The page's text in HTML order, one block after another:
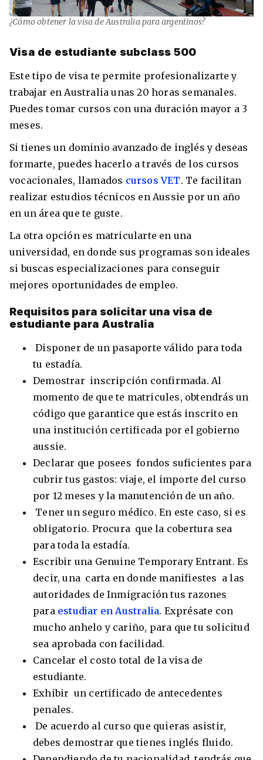
¿Cómo obtener la visa de Australia para argentinos?
Visa de estudiante subclass 500
Este tipo de visa te permite profesionalizarte y
trabajar en Australia unas 20 horas semanales.
Puedes tomar cursos con una duración mayor a 3
meses.
Si tienes un dominio avanzado de inglés y deseas
formarte, puedes hacerlo a través de los cursos
vocacionales, llamados cursos VET. Te facilitan
realizar estudios técnicos en Aussie por un año
en un área que te guste.
La otra opción es matricularte en una
universidad, en donde sus programas son ideales
si buscas especializaciones para conseguir
mejores oportunidades de empleo.
Requisitos para solicitar una visa de
estudiante para Australia
Disponer de un pasaporte válido para toda
tu estadía.
Demostrar inscripción confirmada. Al
momento de que te matricules, obtendrás un
código que garantice que estás inscrito en
una institución certificada por el gobierno
aussie.
Declarar que posees fondos suficientes para
cubrir tus gastos: viaje, el importe del curso
por 12 meses y la manutención de un año.
Tener un seguro médico. En este caso, si es
obligatorio. Procura que la cobertura sea
para toda la estadía.
Escribir una Genuine Temporary Entrant. Es
decir, una carta en donde manifiestes a las
autoridades de Inmigración tus razones
para estudiar en Australia. Exprésate con
mucho anhelo y cariño, para que tu solicitud
sea aprobada con facilidad.
Cancelar el costo total de la visa de
estudiante.
Exhibir un certificado de antecedentes
penales.
De acuerdo al curso que quieras asistir,
debes demostrar que tienes inglés fluido.